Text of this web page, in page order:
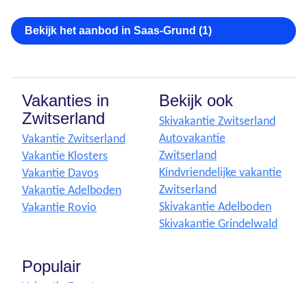
Bekijk het aanbod in Saas-Grund (1)
Vakanties in
Zwitserland
Vakantie Zwitserland
Vakantie Klosters
Vakantie Davos
Vakantie Adelboden
Vakantie Rovio
Bekijk ook
Skivakantie Zwitserland
Autovakantie
Zwitserland
Kindvriendelijke vakantie
Zwitserland
Skivakantie Adelboden
Skivakantie Grindelwald
Populair